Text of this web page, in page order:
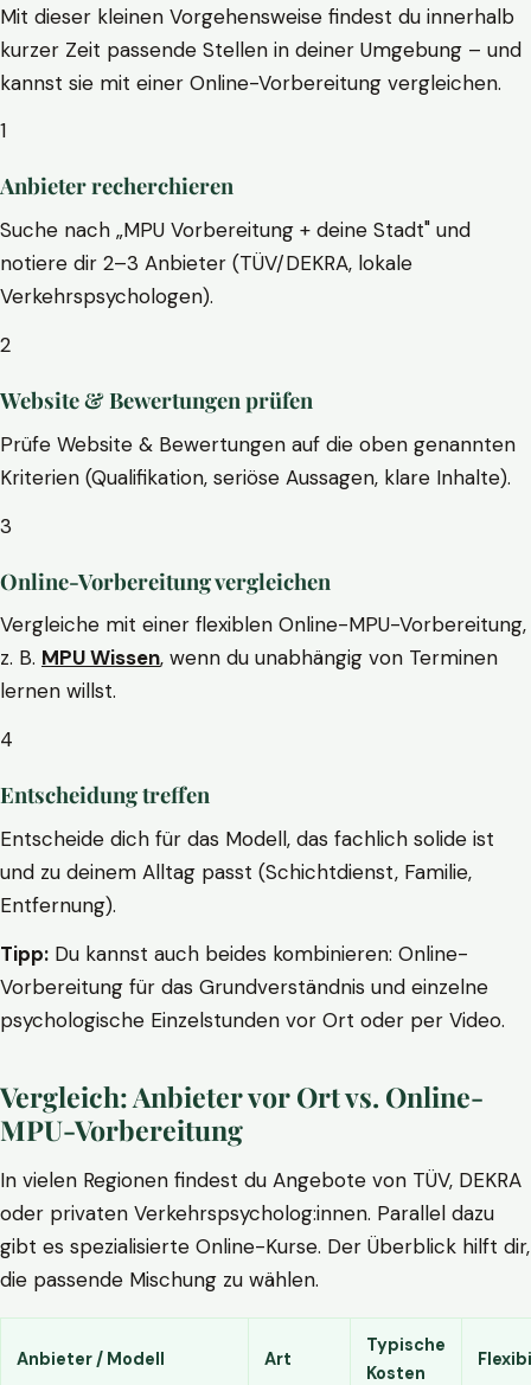
Mit dieser kleinen Vorgehensweise findest du innerhalb
kurzer Zeit passende Stellen in deiner Umgebung – und
kannst sie mit einer Online-Vorbereitung vergleichen.
1
Anbieter recherchieren
Suche nach „MPU Vorbereitung + deine Stadt" und
notiere dir 2–3 Anbieter (TÜV/DEKRA, lokale
Verkehrspsychologen).
2
Website & Bewertungen prüfen
Prüfe Website & Bewertungen auf die oben genannten
Kriterien (Qualifikation, seriöse Aussagen, klare Inhalte).
3
Online-Vorbereitung vergleichen
Vergleiche mit einer flexiblen Online-MPU-Vorbereitung,
z. B. MPU Wissen, wenn du unabhängig von Terminen
lernen willst.
4
Entscheidung treffen
Entscheide dich für das Modell, das fachlich solide ist
und zu deinem Alltag passt (Schichtdienst, Familie,
Entfernung).
Tipp: Du kannst auch beides kombinieren: Online-
Vorbereitung für das Grundverständnis und einzelne
psychologische Einzelstunden vor Ort oder per Video.
Vergleich: Anbieter vor Ort vs. Online-
MPU-Vorbereitung
In vielen Regionen findest du Angebote von TÜV, DEKRA
oder privaten Verkehrspsycholog:innen. Parallel dazu
gibt es spezialisierte Online-Kurse. Der Überblick hilft dir,
die passende Mischung zu wählen.
Anbieter / Modell Art
Typische
Kosten